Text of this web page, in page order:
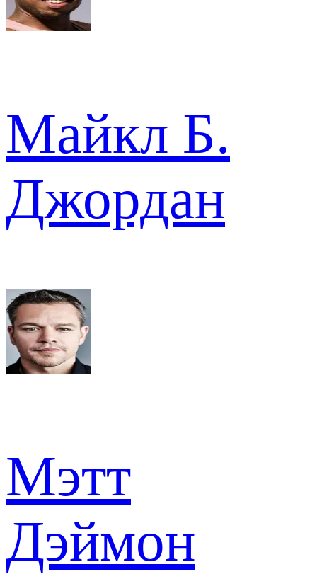
Майкл Б.
Джордан
Мэтт
Дэймон